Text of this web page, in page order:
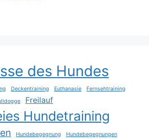
des Hundes
Deckentraining Euthanasie
Fernsehtraining
Freilauf
Hundetraining
Hundebegegnung Hundebegegnungen